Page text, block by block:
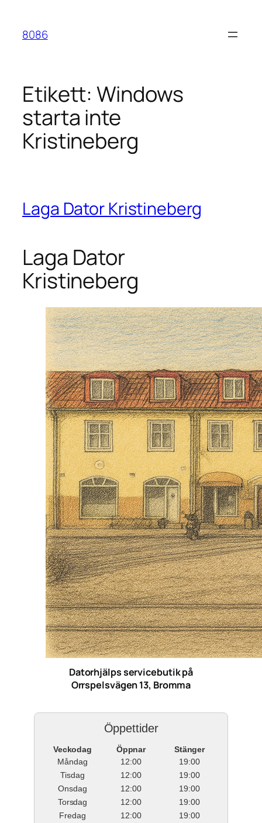
innehåll
8086
Etikett:Windows
starta inte
Kristineberg
Laga Dator Kristineberg
Laga Dator
Kristineberg
Datorhjälps servicebutik på
Orrspelsvägen 13, Bromma
Öppettider
Veckodag Öppnar
Stänger
Måndag
12:00
19:00
Tisdag
12:00
19:00
Onsdag
12:00
19:00
Torsdag
12:00
19:00
Fredag
12:00
19:00